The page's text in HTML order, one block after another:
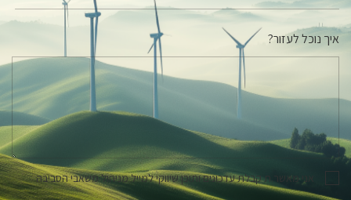
איך נוכל לעזור?
אני מאשר.ת קבלת עדכונים ותוכן שיווקי למייל מניהול משאבי הסביבה